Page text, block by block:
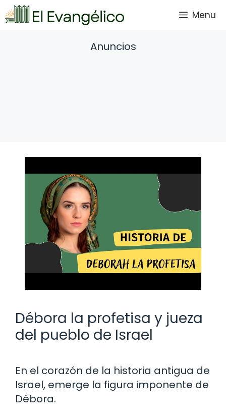
Saltar
al
Menu
Anuncios
Débora la profetisa y jueza
del pueblo de Israel
En el corazón de la historia antigua de
Israel, emerge la figura imponente de
Débora.